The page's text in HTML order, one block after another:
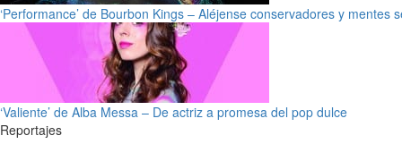
‘Performance’ de Bourbon Kings – Aléjense conservadores y mentes
‘Valiente’ de Alba Messa – De actriz a promesa del pop dulce
Reportajes